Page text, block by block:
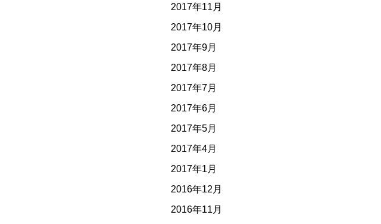
2017年11月
2017年10月
2017年9月
2017年8月
2017年7月
2017年6月
2017年5月
2017年4月
2017年1月
2016年12月
2016年11月